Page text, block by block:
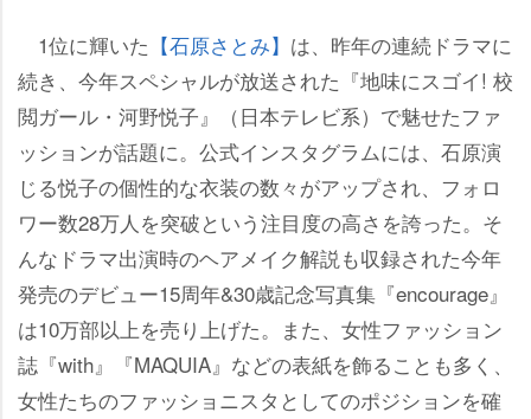
1位に輝いた 【石原さとみ】 は、昨年の連続ドラマに
続き、今年スペシャルが放送された『地味にスゴイ! 校
閲ガール・河野悦子』（日本テレビ系）で魅せたファ
ッションが話題に。公式インスタグラムには、石原演
じる悦子の個性的な衣装の数々がアップされ、フォロ
ワー数28万人を突破という注目度の高さを誇った。そ
んなドラマ出演時のヘアメイク解説も収録された今年
発売のデビュー15周年&30歳記念写真集『encourage』
は10万部以上を売り上げた。また、女性ファッション
誌『with』『MAQUIA』などの表紙を飾ることも多く、
女性たちのファッショニスタとしてのポジションを確